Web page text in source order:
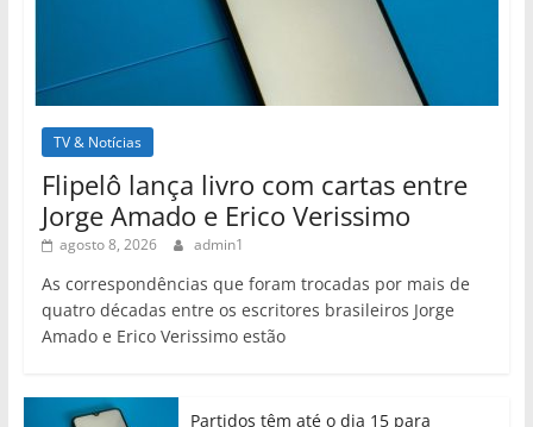
TV & Notícias
Flipelô lança livro com cartas entre
Jorge Amado e Erico Verissimo
agosto 8, 2026 admin1
As correspondências que foram trocadas por mais de
quatro décadas entre os escritores brasileiros Jorge
Amado e Erico Verissimo estão
Partidos têm até o dia 15 para